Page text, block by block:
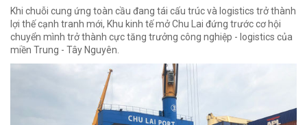
Khi chuỗi cung ứng toàn cầu đang tái cấu trúc và logistics trở thành
lợi thế cạnh tranh mới, Khu kinh tế mở Chu Lai đứng trước cơ hội
chuyển mình trở thành cực tăng trưởng công nghiệp - logistics của
miền Trung - Tây Nguyên.